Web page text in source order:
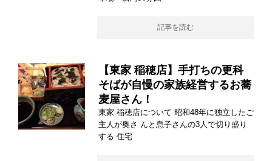
記事を読む
【東家 稲穂店】手打ちの更科
そばが自慢の家族経営するお蕎
麦屋さん！
東家 稲穂店について 昭和48年に独立したご
主人が奥さ んと息子さんの3人で切り盛り
する 住宅